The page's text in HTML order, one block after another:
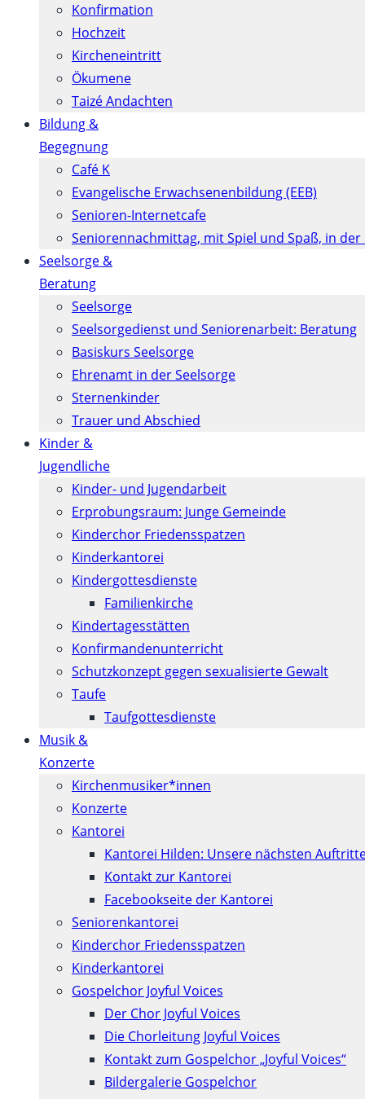
Konfirmation
Hochzeit
Kircheneintritt
Ökumene
Taizé Andachten
Bildung &
Begegnung
Café K
Evangelische Erwachsenenbildung (EEB)
Senioren-Internetcafe
Seniorennachmittag, mit Spiel und Spaß, in
Seelsorge &
Beratung
Seelsorge
Seelsorgedienst und Seniorenarbeit: Beratung
Basiskurs Seelsorge
Ehrenamt in der Seelsorge
Sternenkinder
Trauer und Abschied
Kinder &
Jugendliche
Kinder- und Jugendarbeit
Erprobungsraum: Junge Gemeinde
Kinderchor Friedensspatzen
Kinderkantorei
Kindergottesdienste
Familienkirche
Kindertagesstätten
Konfirmanden­unterricht
Schutzkonzept gegen sexualisierte Gewalt
Taufe
Taufgottesdienste
Musik &
Konzerte
Kirchenmusiker*innen
Konzerte
Kantorei
Kantorei Hilden: Unsere nächsten
Kontakt zur Kantorei
Facebookseite der Kantorei
Seniorenkantorei
Kinderchor Friedensspatzen
Kinderkantorei
Gospelchor Joyful Voices
Der Chor Joyful Voices
Die Chorleitung Joyful Voices
Kontakt zum Gospelchor „Joyful Voices“
Bildergalerie Gospelchor